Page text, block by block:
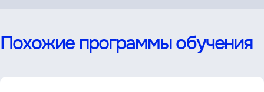
Похожие программы обучения